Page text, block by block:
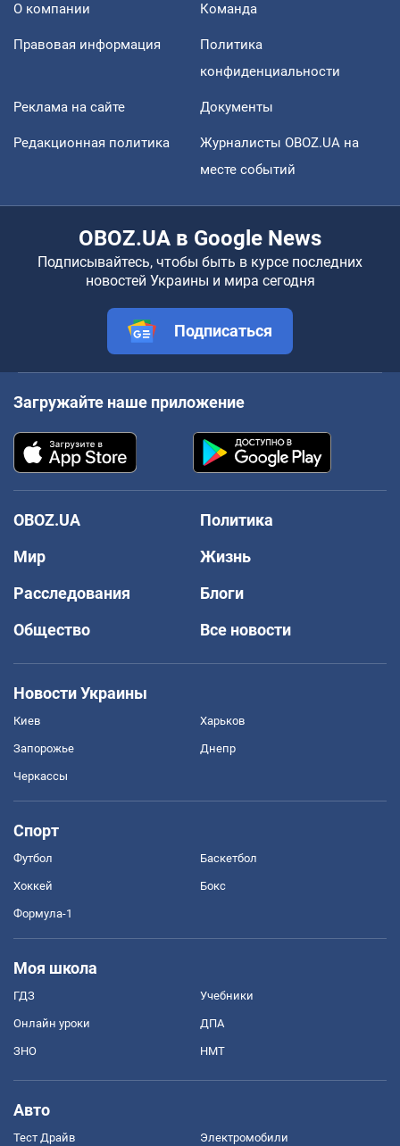
О компании Команда
Правовая информация
Политика
конфиденциальности
Реклама на сайте Документы
Редакционная политика
Журналисты OBOZ.UA на
месте событий
OBOZ.UA в Google News
Подписывайтесь, чтобы быть в курсе последних
новостей Украины и мира сегодня
Подписаться
Загружайте наше приложение
OBOZ.UA
Политика
Мир
Жизнь
Расследования
Блоги
Общество
Все новости
Новости Украины
Киев Харьков
Запорожье Днепр
Черкассы
Спорт
Футбол Баскетбол
Хоккей Бокс
Формула-1
Моя школа
ГДЗ Учебники
Онлайн уроки ДПА
ЗНО НМТ
Авто
Тест Драйв Электромобили